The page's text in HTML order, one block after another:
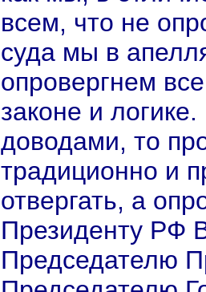
всем, что не
суда мы в
опровергнем
законе и
доводами, то
традиционно и
отвергать, а
Президенту РФ
Председателю